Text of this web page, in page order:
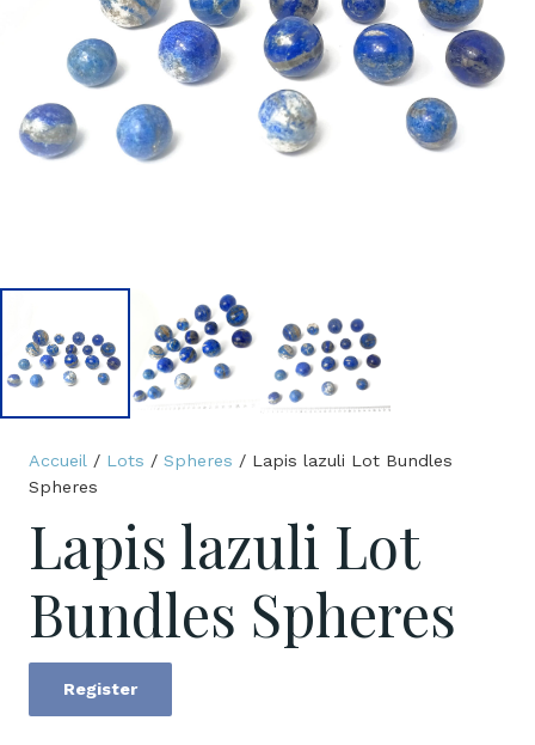
Accueil / Lots / Spheres / Lapis lazuli Lot Bundles
Spheres
Lapis lazuli Lot
Bundles Spheres
quantité
Register